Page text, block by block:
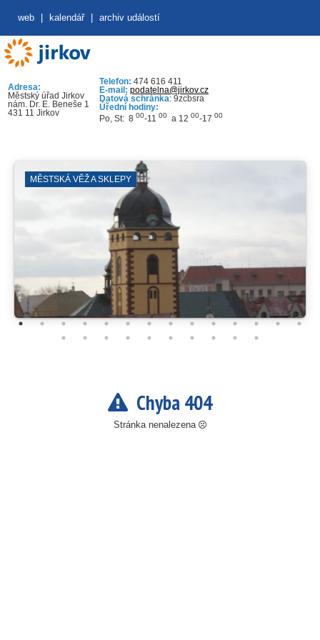
web kalendář archiv událostí
Adresa:
Městský úřad Jirkov
nám. Dr. E. Beneše 1
431 11 Jirkov
Telefon: 474 616 411
E-mail: podatelna@jirkov.cz
Datová schránka: 9zcbsra
Úřední hodiny:
Po, St: 8 00-11 00 a 12 00-17 00
MĚSTSKÁ VĚŽ A SKLEPY
Chyba 404
Stránka nenalezena